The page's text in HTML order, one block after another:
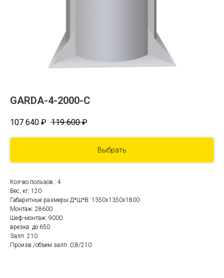
GARDA-4-2000-С
107 640 ₽ 119 600 ₽
Выбрать
Кол-во пользов.: 4
Вес, кг: 120
Габаритные размеры Д*Ш*В: 1350x1350x1800
Монтаж: 28600
Шеф-монтаж: 9000
врезка: до 650
Залп: 210
Произв./объем залп: 0,8/210